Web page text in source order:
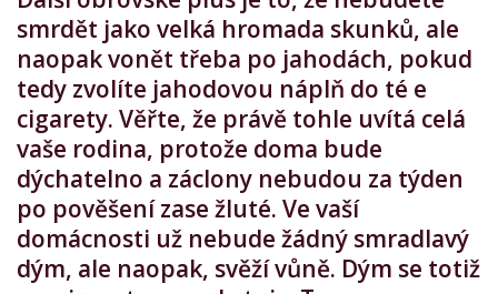
smrdět jako velká hromada skunků, ale
naopak vonět třeba po jahodách, pokud
tedy zvolíte jahodovou náplň do té e
cigarety. Věřte, že právě tohle uvítá celá
vaše rodina, protože doma bude
dýchatelno a záclony nebudou za týden
po pověšení zase žluté. Ve vaší
domácnosti už nebude žádný smradlavý
dým, ale naopak, svěží vůně. Dým se totiž